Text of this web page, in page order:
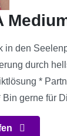
in den
durch
*
Bin gerne für